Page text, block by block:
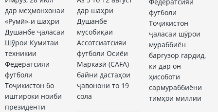
дар меҳмонхонаи
«Румӣ»-и шаҳри
Душанбе ҷаласаи
Шӯрои Кумитаи
техникии
Федератсияи
футболи
Тоҷикистон бо
иштироки ноиби
президенти
дар шаҳри
Душанбе
мусобиқаи
Ассотсиатсияи
футболи Осиёи
Марказӣ (CAFA)
байни дастаҳои
ҷавонони то 19
сола
футболи
Тоҷикистон
ҷаласаи шӯрои
мураббиён
баргузор гардид,
ки дар он
ҳисоботи
сармураббиёни
тимҳои миллии